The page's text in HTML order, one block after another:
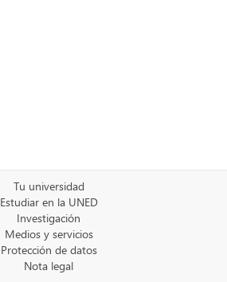
Tu universidad
Estudiar en la UNED
Investigación
Medios y servicios
Protección de datos
Nota legal